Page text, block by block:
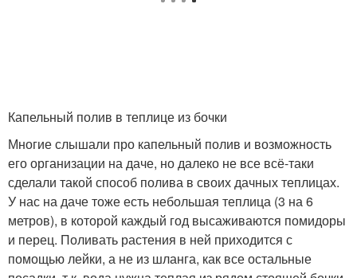
Капельный полив в теплице из бочки
Многие слышали про капельный полив и возможность
его организации на даче, но далеко не все всё-таки
сделали такой способ полива в своих дачных теплицах.
У нас на даче тоже есть небольшая теплица (3 на 6
метров), в которой каждый год высаживаются помидоры
и перец. Поливать растения в ней приходится с
помощью лейки, а не из шланга, как все остальные